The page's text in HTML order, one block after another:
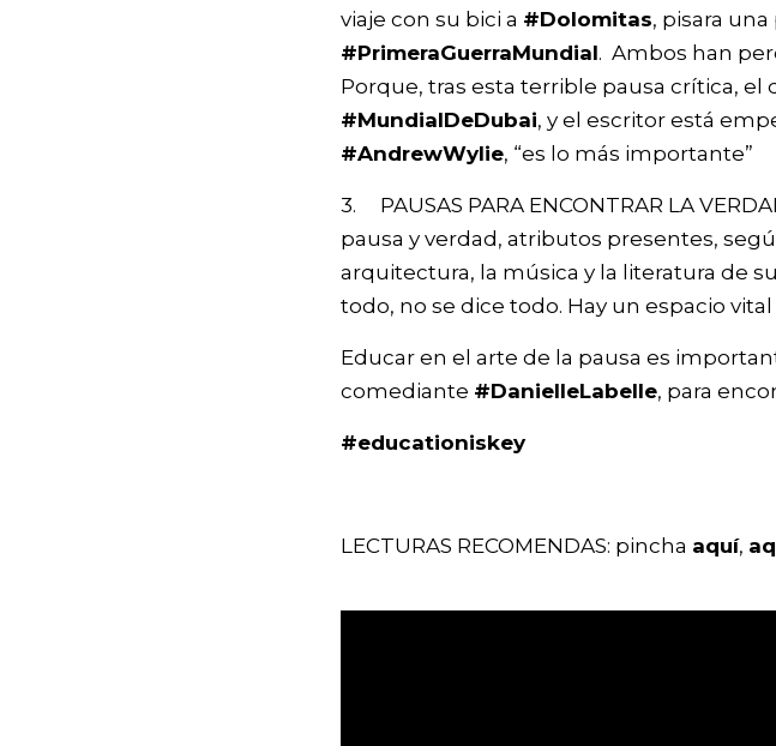
viaje con su bici a #Dolomitas, pisara
#PrimeraGuerraMundial. Ambos han
Porque, tras esta terrible pausa crítica,
#MundialDeDubai, y el escritor está
#AndrewWylie, “es lo más importante”
3. PAUSAS PARA ENCONTRAR LA
pausa y verdad, atributos presentes,
arquitectura, la música y la literatura de
todo, no se dice todo. Hay un espacio vital
Educar en el arte de la pausa es
comediante #DanielleLabelle, para
#educationiskey
LECTURAS RECOMENDAS: pincha aquí,